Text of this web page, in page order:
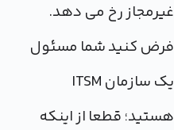
غیرمجاز رخ می دهد.
فرض کنید شما مسئول
یک سازمان ITSM
هستید؛ قطعا از اینکه